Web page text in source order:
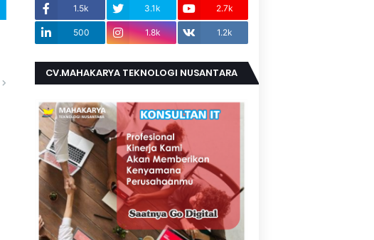
1.5k 3.1k 2.7k
500 1.8k 1.2k
CV.MAHAKARYA TEKNOLOGI NUSANTARA